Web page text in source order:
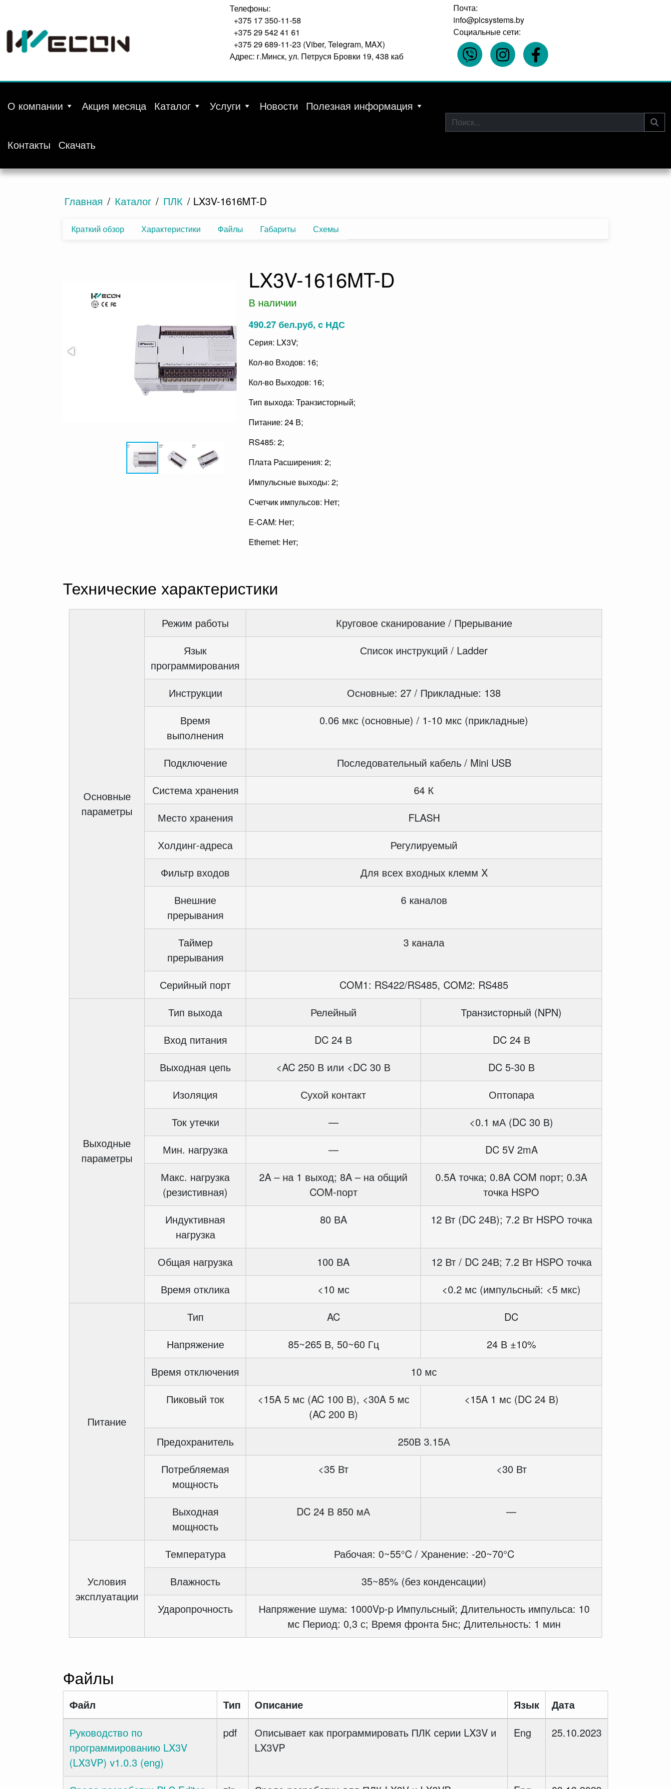
Телефоны:
+375 17 350-11-58
+375 29 542 41 61
+375 29 689-11-23 (Viber, Telegram, MAX)
Адрес: г.Минск, ул. Петруся Бровки 19, 438 каб
Почта:
info@plcsystems.by
Социальные сети:
О компании Акция месяца Каталог Услуги Новости Полезная информация
Контакты Скачать
Главная / Каталог / ПЛК / LX3V-1616MT-D
Краткий обзор Характеристики Файлы Габариты Схемы
LX3V-1616MT-D
В наличии
490.27 бел.руб, c НДС
Серия: LX3V;
Кол-во Входов: 16;
Кол-во Выходов: 16;
Тип выхода: Транзисторный;
Питание: 24 В;
RS485: 2;
Плата Расширения: 2;
Импульсные выходы: 2;
Счетчик импульсов: Нет;
E-CAM: Нет;
Ethernet: Нет;
Технические характеристики
Основные
параметры
Режим работы
Круговое сканирование / Прерывание
Язык
программирования
Список инструкций / Ladder
Инструкции
Основные: 27 / Прикладные: 138
Время
выполнения
0.06 мкс (основные) / 1-10 мкс (прикладные)
Подключение
Последовательный кабель / Mini USB
Система хранения
64 К
Место хранения
FLASH
Холдинг-адреса
Регулируемый
Фильтр входов
Для всех входных клемм X
Внешние
прерывания
6 каналов
Таймер
прерывания
3 канала
Серийный порт COM1: RS422/RS485, COM2: RS485
Выходные
параметры
Тип выхода Релейный
Транзисторный (NPN)
Вход питания
DC 24 В
DC 24 В
Выходная цепь
<AC 250 В или <DC 30 В
DC 5-30 В
Изоляция
Сухой контакт
Оптопара
Ток утечки
—
<0.1 мА (DC 30 В)
Мин. нагрузка
—
DC 5V 2mA
Макс. нагрузка
(резистивная)
2A – на 1 выход; 8A – на общий
COM-порт
0.5A точка; 0.8A COM порт; 0.3A
точка HSPO
Индуктивная
нагрузка
80 ВA 12 Вт (DC 24В); 7.2 Вт HSPO точка
Общая нагрузка 100 ВA
12 Вт / DC 24В; 7.2 Вт HSPO точка
Время отклика
<10 мс <0.2 мс (импульсный: <5 мкс)
Питание
Тип AC
DC
Напряжение
85~265 В, 50~60 Гц
24 В ±10%
Время отключения
10 мс
Пиковый ток
<15A 5 мс (AC 100 В), <30A 5 мс
(AC 200 В)
<15A 1 мс (DC 24 В)
Предохранитель
250В 3.15А
Потребляемая
мощность
<35 Вт <30 Вт
Выходная
мощность
DC 24 В 850 мА —
Условия
эксплуатации
Температура
Рабочая: 0~55°C / Хранение: -20~70°C
Влажность
35~85% (без конденсации)
Ударопрочность
Напряжение шума: 1000Vp-p Импульсный; Длительность импульса: 10
мс Период: 0,3 с; Время фронта 5нс; Длительность: 1 мин
Файлы
Файл Тип Описание Язык
Дата
Руководство по
программированию LX3V
(LX3VP) v1.0.3 (eng)
pdf
Описывает как программировать ПЛК серии LX3V и
LX3VP
Eng 25.10.2023